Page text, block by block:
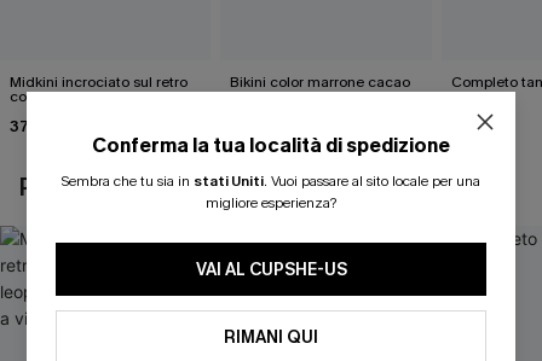
Midkini incrociato sul retro
con stampa leopardata
37,00 €
Bikini color marrone cacao Completo
Cabernet
40,00 €
POTREBBE INTERESSARTI ANCHE
Conferma la tua località di spedizione
Sembra che tu sia in stati Uniti. Vuoi passare al sito locale per una
migliore esperienza?
VAI AL CUPSHE-US
RIMANI QUI